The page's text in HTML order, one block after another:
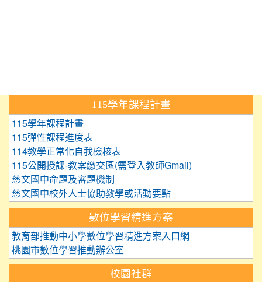
115學年課程計畫
115學年課程計畫
115彈性課程進度表
114教學正常化自我檢核表
115公開授課-教案繳交區(需登入教師Gmail)
慈文國中命題及審題機制
慈文國中校外人士協助教學或活動要點
數位學習精進方案
教育部推動中小學數位學習精進方案入口網
桃園市數位學習推動辦公室
校園社群